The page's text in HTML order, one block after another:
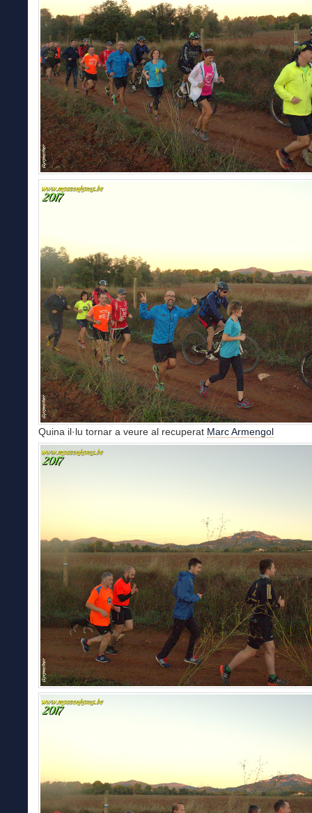
Quina il·lu tornar a veure al recuperat Marc Armengol